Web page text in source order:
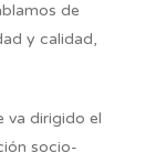
de
y calidad,
va dirigido el
socio-